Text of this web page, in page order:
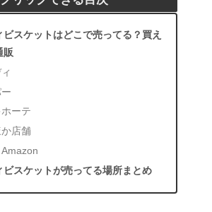
ビスケットはどこで売ってる？買え
販
ホーテ
店舗
ビスケットが売ってる場所まとめ